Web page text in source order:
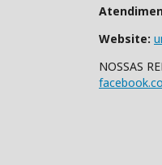
Website:
NOSSAS